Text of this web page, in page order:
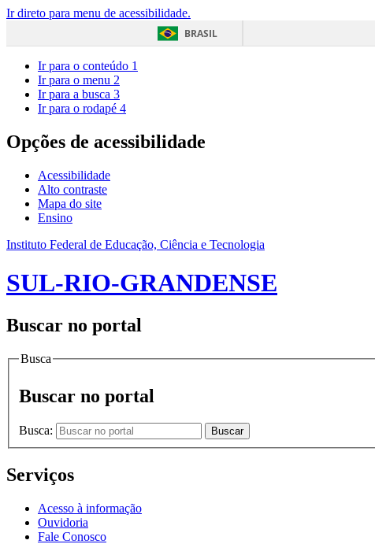
Ir direto para menu de acessibilidade.
BRASIL
Ir para o conteúdo 1
Ir para o menu 2
Ir para a busca 3
Ir para o rodapé 4
Opções de acessibilidade
Acessibilidade
Alto contraste
Mapa do site
Ensino
Instituto Federal de Educação, Ciência e Tecnologia
SUL-RIO-GRANDENSE
Buscar no portal
Busca
Buscar no portal
Busca: Buscar
Serviços
Acesso à informação
Ouvidoria
Fale Conosco